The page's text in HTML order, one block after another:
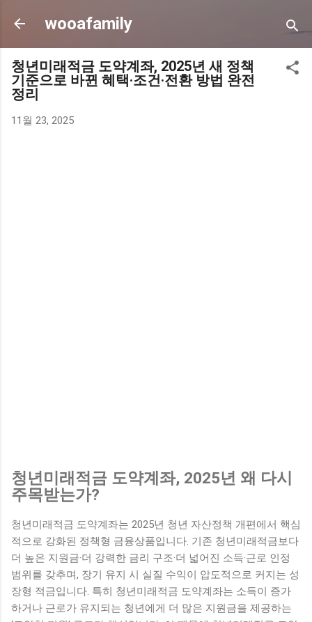
기본 콘텐츠로 건너뛰기
wooafamily
청년미래적금 도약계좌, 2025년 새 정책
기준으로 바뀐 혜택·조건·전환 방법 완전
정리
11월 23, 2025
청년미래적금 도약계좌, 2025년 왜 다시
주목받는가?
청년미래적금 도약계좌는 2025년 청년 자산정책 개편에서 핵심
적으로 강화된 정책형 금융상품입니다. 기존 청년미래적금보다
더 높은 지원금·더 강력한 금리 구조·더 넓어진 소득·근로 인정
범위를 갖추며, 장기 유지 시 실질 수익이 압도적으로 커지는 성
장형 적금입니다. 특히 청년미래적금 도약계좌는 소득이 증가
하거나 근로가 유지되는 청년에게 더 많은 지원금을 제공하는